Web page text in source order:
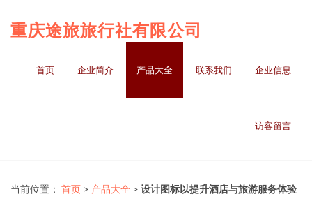
重庆途旅旅行社有限公司
首页 企业简介 产品大全 联系我们 企业信息
访客留言
当前位置： 首页 > 产品大全 > 设计图标以提升酒店与旅游服务体验